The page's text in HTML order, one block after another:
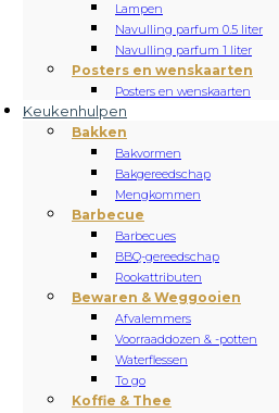
Lampen
Navulling parfum 0.5 liter
Navulling parfum 1 liter
Posters en wenskaarten
Posters en wenskaarten
Keukenhulpen
Bakken
Bakvormen
Bakgereedschap
Mengkommen
Barbecue
Barbecues
BBQ-gereedschap
Rookattributen
Bewaren & Weggooien
Afvalemmers
Voorraaddozen & -potten
Waterflessen
To go
Koffie & Thee